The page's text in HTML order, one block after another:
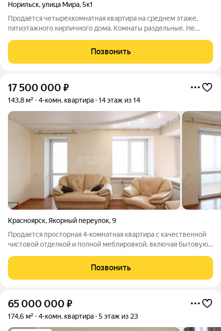
Норильск,улица Мира,5к1
Продаётся четырёхкомнатная квартира на среднем этаже,
пятиэтажного кирпичного дома. Комнаты раздельные. Не
межкомнатные двери нового образца. Электропроводка и все
коммуникации заменены. Окна
Позвонить
17 500 000 ₽
143,8 м² 4-комн. квартира 14 этаж из 14
Красноярск, Якорный переулок,9
Продается просторная 4-комнатная квартира с качественной
чистовой отделкой и полной меблировкой, включая бытовую
вас никогда не возникнет проблем с парковкой, оно
охраняемое и под камерами.
Позвонить
65 000 000 ₽
174,6 м² 4-комн. квартира 5 этаж из 23